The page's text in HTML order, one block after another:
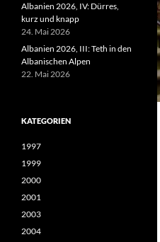
Albanien 2026, IV: Dürres,
kurz und knapp
24. Mai 2026
Albanien 2026, III: Teth in den
Albanischen Alpen
22. Mai 2026
KATEGORIEN
1997
1999
2000
2001
2003
2004